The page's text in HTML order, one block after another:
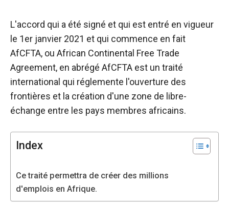
L'accord qui a été signé et qui est entré en vigueur
le 1er janvier 2021 et qui commence en fait
AfCFTA, ou African Continental Free Trade
Agreement, en abrégé AfCFTA est un traité
international qui réglemente l'ouverture des
frontières et la création d'une zone de libre-
échange entre les pays membres africains.
Index
Ce traité permettra de créer des millions
d'emplois en Afrique.
Nécessaire
sont pas
facultatifs. Ils
sont
fonctionnement
du site web.